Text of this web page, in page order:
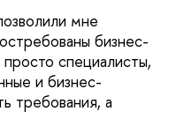
мне
бизнес-
специалисты,
и бизнес-
требования, а